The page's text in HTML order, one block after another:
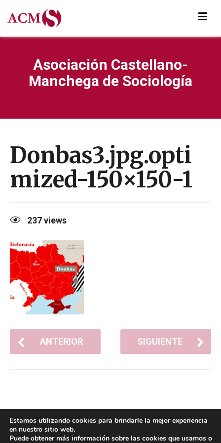
Asociación Castellano-
Manchega de Sociología
Donbas3.jpg.opti
mized-150×150-1
237views
ANTERIOR SIGUIENTE
Estamos utilizando cookies para brindarle la mejor experiencia
en nuestro sitio web.
Puede obtener más información sobre las cookies que usamos o